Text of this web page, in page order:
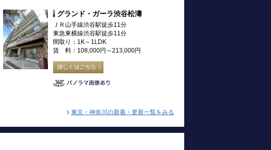
グランド・ガーラ渋谷松濤
ＪＲ山手線渋谷駅徒歩11分
東急東横線渋谷駅徒歩11分
間取り：1K～1LDK
賃 料：108,000円～213,000円
東京・神奈川の新着・更新一覧をみる